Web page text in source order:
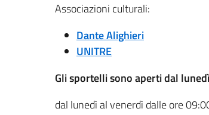
Associazioni culturali:
Dante Alighieri
UNITRE
Gli sportelli sono aperti dal
dal lunedì al venerdì dalle ore